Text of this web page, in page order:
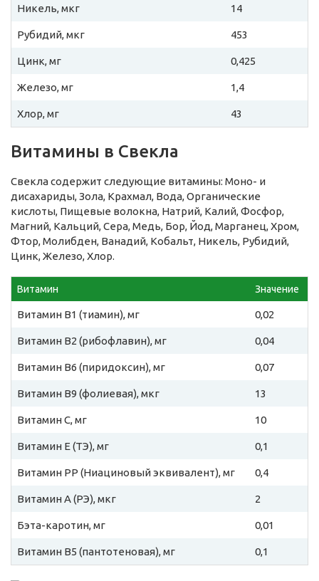
Никель, мкг 14
Рубидий, мкг 453
Цинк, мг 0,425
Железо, мг 1,4
Хлор, мг 43
Витамины в Свекла
Свекла содержит следующие витамины: Моно- и
дисахариды, Зола, Крахмал, Вода, Органические
кислоты, Пищевые волокна, Натрий, Калий, Фосфор,
Магний, Кальций, Сера, Медь, Бор, Йод, Марганец, Хром,
Фтор, Молибден, Ванадий, Кобальт, Никель, Рубидий,
Цинк, Железо, Хлор.
Витамин Значение
Витамин B1 (тиамин), мг 0,02
Витамин B2 (рибофлавин), мг 0,04
Витамин B6 (пиридоксин), мг 0,07
Витамин B9 (фолиевая), мкг 13
Витамин C, мг 10
Витамин E (ТЭ), мг 0,1
Витамин PP (Ниациновый эквивалент), мг 0,4
Витамин A (РЭ), мкг 2
Бэта-каротин, мг 0,01
Витамин B5 (пантотеновая), мг 0,1